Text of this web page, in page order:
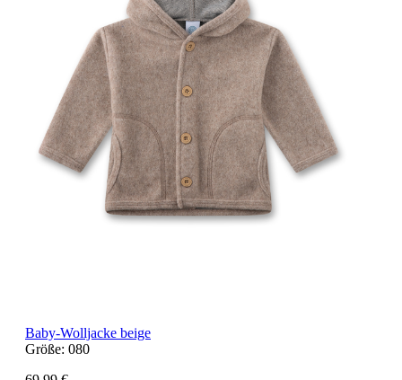
Baby-Wolljacke beige
Größe: 080